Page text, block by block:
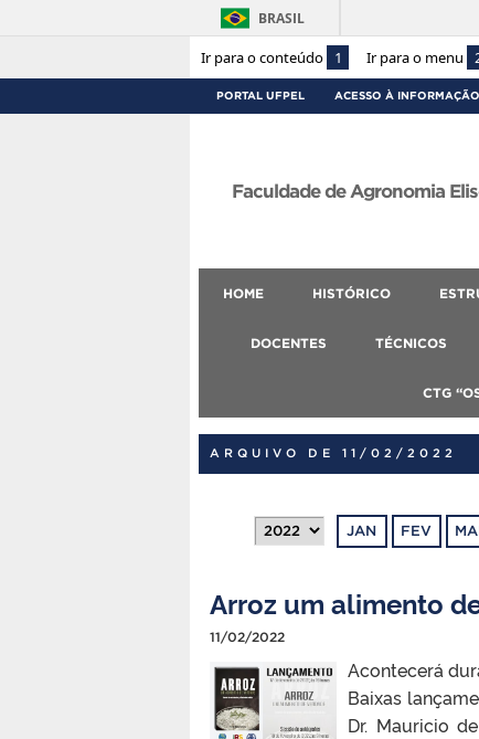
Ir para o conteúdo 1 Ir para o menu
BRASIL
PORTAL UFPEL ACESSO À INFORMAÇÃO
Faculdade de Agronomia
HOME HISTÓRICO
DOCENTES TÉCNICOS
CTG
ARQUIVO DE 11/02/2022
JAN FEV
Arroz um alimento
11/02/2022
Acontecerá
Baixas
Dr. Mauricio